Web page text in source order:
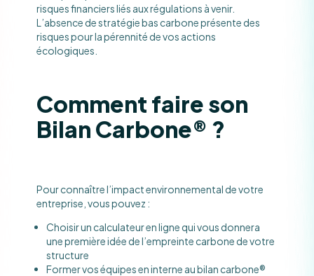
risques financiers liés aux régulations à venir.
L’absence de stratégie bas carbone présente des
risques pour la pérennité de vos actions
écologiques.
Comment faire son
Bilan Carbone® ?
Pour connaître l’impact environnemental de votre
entreprise, vous pouvez :
Choisir un calculateur en ligne qui vous donnera
une première idée de l’empreinte carbone de votre
structure
Former vos équipes en interne au bilan carbone®